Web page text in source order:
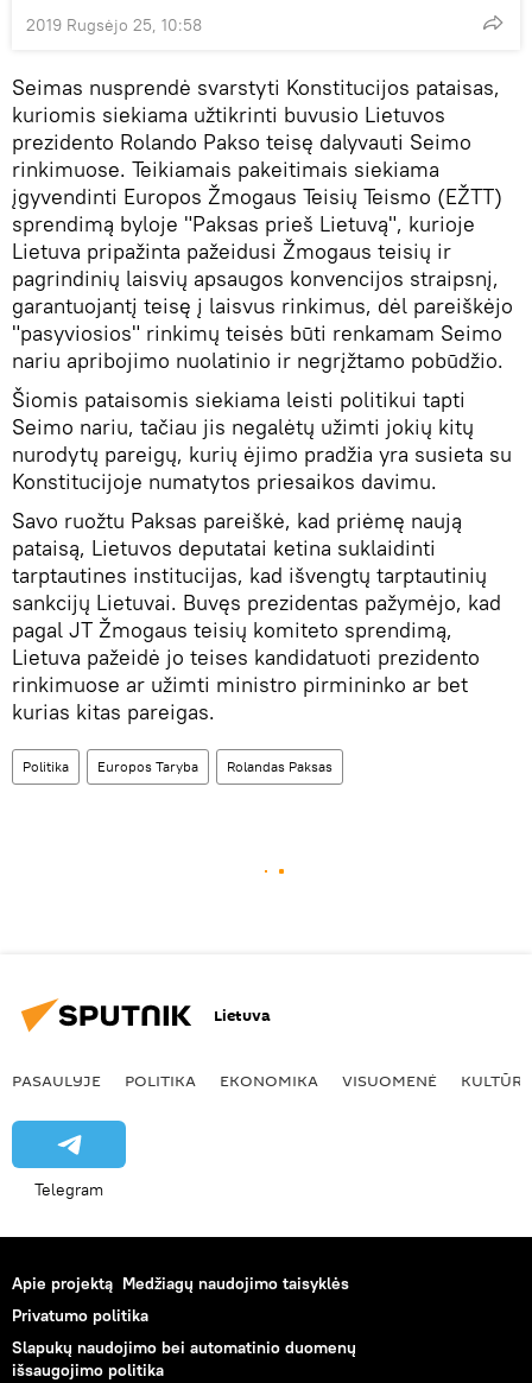
2019 Rugsėjo 25, 10:58
Seimas nusprendė svarstyti Konstitucijos pataisas,
kuriomis siekiama užtikrinti buvusio Lietuvos
prezidento Rolando Pakso teisę dalyvauti Seimo
rinkimuose. Teikiamais pakeitimais siekiama
įgyvendinti Europos Žmogaus Teisių Teismo (EŽTT)
sprendimą byloje "Paksas prieš Lietuvą", kurioje
Lietuva pripažinta pažeidusi Žmogaus teisių ir
pagrindinių laisvių apsaugos konvencijos straipsnį,
garantuojantį teisę į laisvus rinkimus, dėl pareiškėjo
"pasyviosios" rinkimų teisės būti renkamam Seimo
nariu apribojimo nuolatinio ir negrįžtamo pobūdžio.
Šiomis pataisomis siekiama leisti politikui tapti
Seimo nariu, tačiau jis negalėtų užimti jokių kitų
nurodytų pareigų, kurių ėjimo pradžia yra susieta su
Konstitucijoje numatytos priesaikos davimu.
Savo ruožtu Paksas pareiškė, kad priėmę naują
pataisą, Lietuvos deputatai ketina suklaidinti
tarptautines institucijas, kad išvengtų tarptautinių
sankcijų Lietuvai. Buvęs prezidentas pažymėjo, kad
pagal JT Žmogaus teisių komiteto sprendimą,
Lietuva pažeidė jo teises kandidatuoti prezidento
rinkimuose ar užimti ministro pirmininko ar bet
kurias kitas pareigas.
Politika Europos Taryba Rolandas Paksas
Lietuva
PASAULYJE POLITIKA EKONOMIKA VISUOMENĖ KULTŪRA
Telegram
Apie projektą Medžiagų naudojimo taisyklės
Privatumo politika
Slapukų naudojimo bei automatinio duomenų
išsaugojimo politika